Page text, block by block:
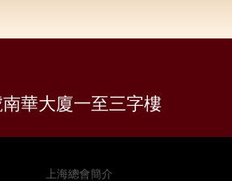
華大廈一至三字樓
上海總會簡介